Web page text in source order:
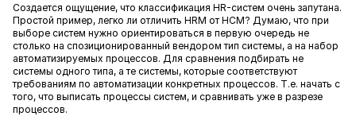
Создается ощущение, что классификация HR-систем очень запутана.
Простой пример, легко ли отличить HRM от HCM? Думаю, что при
выборе систем нужно ориентироваться в первую очередь не
столько на спозиционированный вендором тип системы, а на набор
автоматизируемых процессов. Для сравнения подбирать не
системы одного типа, а те системы, которые соответствуют
требованиям по автоматизации конкретных процессов. Т.е. начать с
того, что выписать процессы систем, и сравнивать уже в разрезе
процессов.